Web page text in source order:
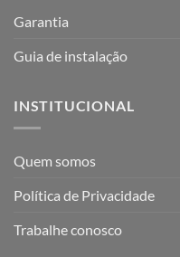
Garantia
Guia de instalação
INSTITUCIONAL
Quem somos
Política de Privacidade
Trabalhe conosco